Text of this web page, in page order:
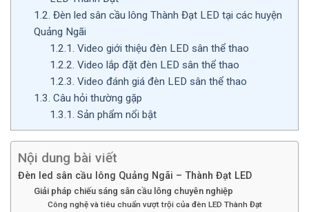
1.2. Đèn led sân cầu lông Thành Đạt LED tại các huyện
Quảng Ngãi
1.2.1. Video giới thiệu đèn LED sân thể thao
1.2.2. Video lắp đặt đèn LED sân thể thao
1.2.3. Video đánh giá đèn LED sân thể thao
1.3. Câu hỏi thường gặp
1.3.1. Sản phẩm nổi bật
Nội dung bài viết
Đèn led sân cầu lông Quảng Ngãi – Thành Đạt LED
Giải pháp chiếu sáng sân cầu lông chuyên nghiệp
Công nghệ và tiêu chuẩn vượt trội của đèn LED Thành Đạt